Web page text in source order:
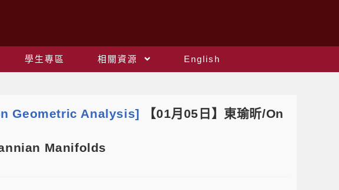
學生專區 相關資源
English
Geometric Analysis] 【01月05日】東瑜昕/On
Manifolds